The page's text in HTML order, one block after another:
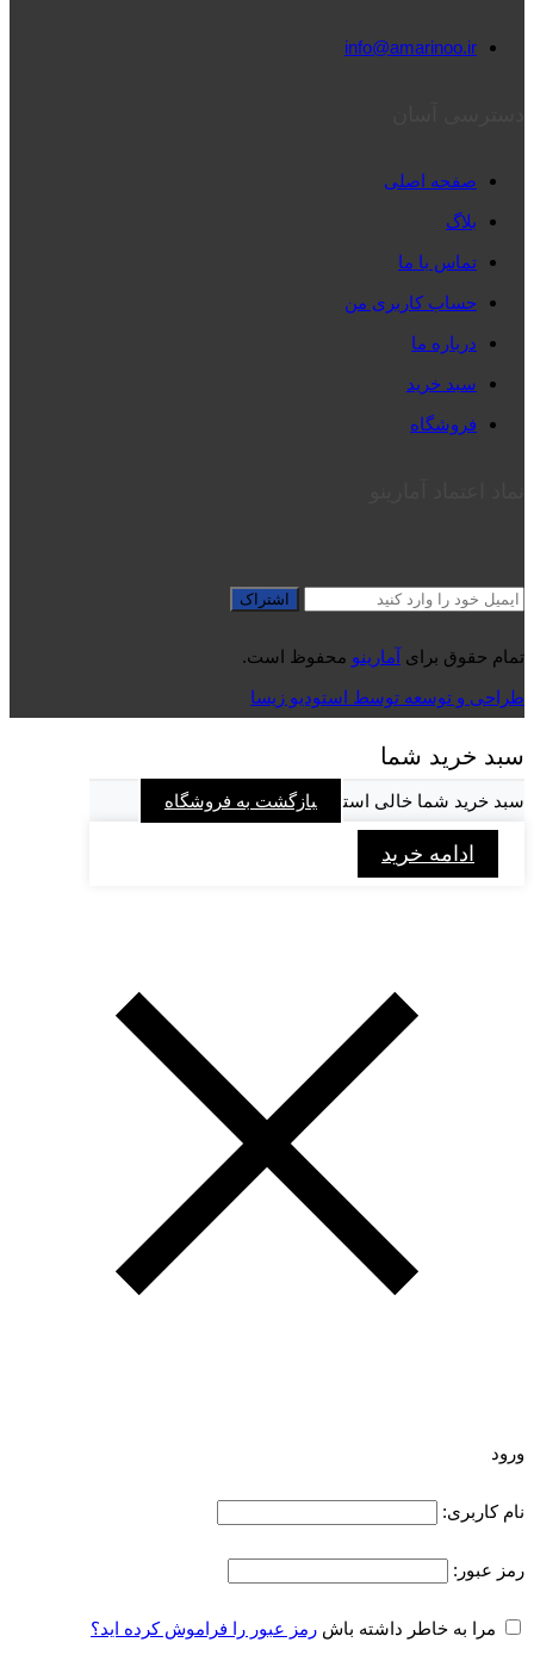
info@amarinoo.ir
صفحه اصلی
بلاگ
تماس با ما
حساب کاربری من
درباره ما
سبد خرید
فروشگاه
تمام حقوق برای آمارینو محفوظ است.
طراحی و توسعه توسط استودیو زیسا
سبد خرید شما
سبد خرید شما خالی است بازگشت به فروشگاه
ادامه خرید
ورود
نام کاربری:
رمز عبور:
مرا به خاطر داشته باش رمز عبور را فراموش کرده اید؟